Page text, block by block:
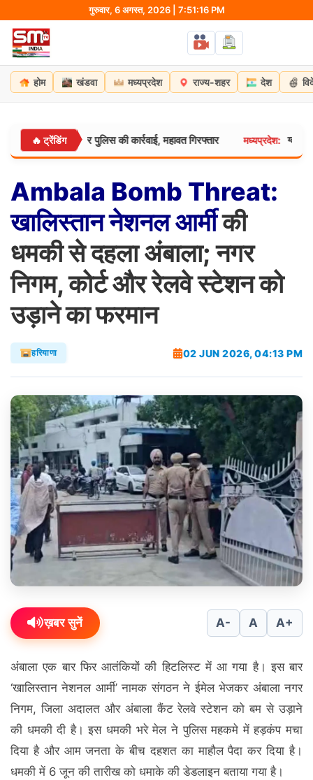
content
गुरुवार, 6 अगस्त, 2026 | 7:51:18 PM
होम खंडवा मध्यप्रदेश राज्य-शहर देश
🔥 ट्रेंडिंग
पुलिस की कार्रवाई, महावत गिरफ्तार मध्यप्रदेश: ग्वालियर में MITS की
Ambala Bomb Threat:
खालिस्ताननेशनलआर्मीकी
धमकी से दहला अंबाला; नगर
निगम, कोर्ट और रेलवे स्टेशन को
उड़ाने का फरमान
हरियाणा 02 JUN 2026, 04:13 PM
ख़बर सुनें A- A A+
अंबाला एक बार फिर आतंकियों की हिटलिस्ट में आ गया है। इस बार
‘खालिस्तान नेशनल आर्मी’ नामक संगठन ने ईमेल भेजकर अंबाला नगर
निगम, जिला अदालत और अंबाला कैंट रेलवे स्टेशन को बम से उड़ाने
की धमकी दी है। इस धमकी भरे मेल ने पुलिस महकमे में हड़कंप मचा
दिया है और आम जनता के बीच दहशत का माहौल पैदा कर दिया है।
धमकी में 6 जून की तारीख को धमाके की डेडलाइन बताया गया है।